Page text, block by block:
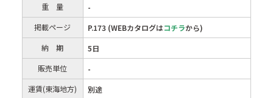
重 量
-
掲載ページ
P.173 (WEBカタログはコチラから)
納 期
5日
販売単位
-
運賃(東海地方)
別途